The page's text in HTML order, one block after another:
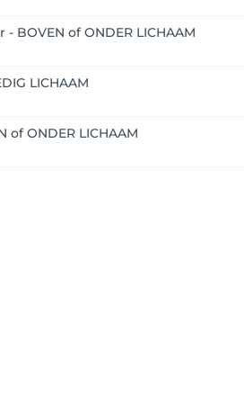
je reeds eerder een
- BOVEN of ONDER LICHAAM
LICHAAM
of ONDER LICHAAM